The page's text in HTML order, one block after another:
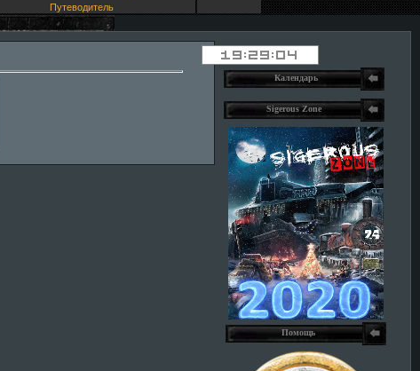
Путеводитель
Календарь
Sigerous Zone
Помощь